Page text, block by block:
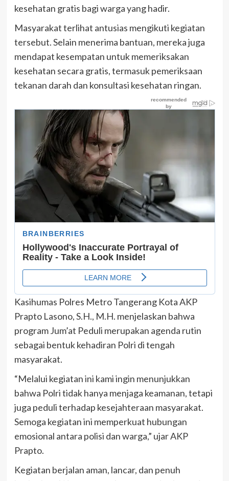
kesehatan gratis bagi warga yang hadir.
Masyarakat terlihat antusias mengikuti kegiatan
tersebut. Selain menerima bantuan, mereka juga
mendapat kesempatan untuk memeriksakan
kesehatan secara gratis, termasuk pemeriksaan
tekanan darah dan konsultasi kesehatan ringan.
Kasihumas Polres Metro Tangerang Kota AKP
Prapto Lasono, S.H., M.H. menjelaskan bahwa
program Jum’at Peduli merupakan agenda rutin
sebagai bentuk kehadiran Polri di tengah
masyarakat.
“Melalui kegiatan ini kami ingin menunjukkan
bahwa Polri tidak hanya menjaga keamanan, tetapi
juga peduli terhadap kesejahteraan masyarakat.
Semoga kegiatan ini memperkuat hubungan
emosional antara polisi dan warga,” ujar AKP
Prapto.
Kegiatan berjalan aman, lancar, dan penuh